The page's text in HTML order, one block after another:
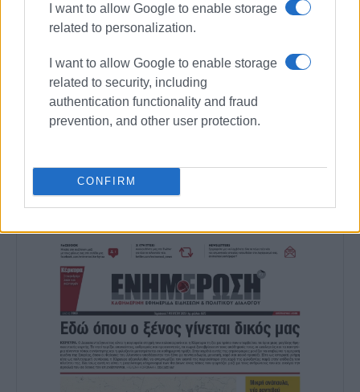
I want to allow Google to enable storage
related to personalization.
I want to allow Google to enable storage
related to security, including
authentication functionality and fraud
prevention, and other user protection.
CONFIRM